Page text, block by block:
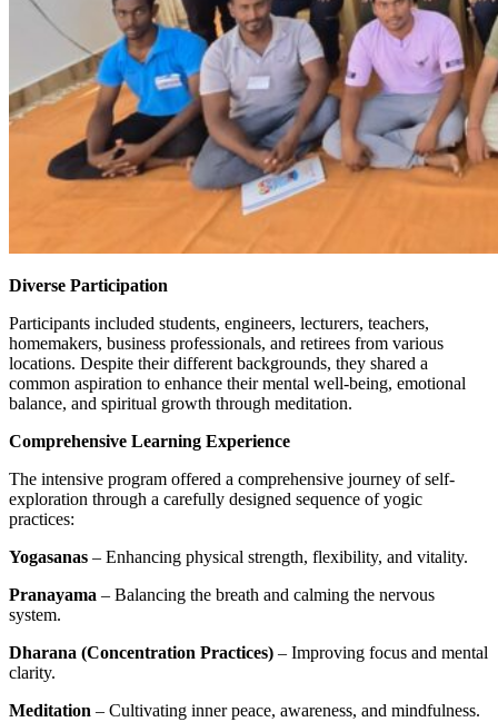
Diverse Participation
Participants included students, engineers, lecturers, teachers,
homemakers, business professionals, and retirees from various
locations. Despite their different backgrounds, they shared a
common aspiration to enhance their mental well-being, emotional
balance, and spiritual growth through meditation.
Comprehensive Learning Experience
The intensive program offered a comprehensive journey of self-
exploration through a carefully designed sequence of yogic
practices:
Yogasanas – Enhancing physical strength, flexibility, and vitality.
Pranayama – Balancing the breath and calming the nervous
system.
Dharana (Concentration Practices) – Improving focus and mental
clarity.
Meditation – Cultivating inner peace, awareness, and mindfulness.